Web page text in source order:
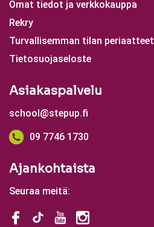
Omat tiedot ja verkkokauppa
Rekry
Turvallisemman tilan periaatteet
Tietosuojaseloste
Asiakaspalvelu
school@stepup.fi
09 7746 1730
Ajankohtaista
Seuraa meitä: